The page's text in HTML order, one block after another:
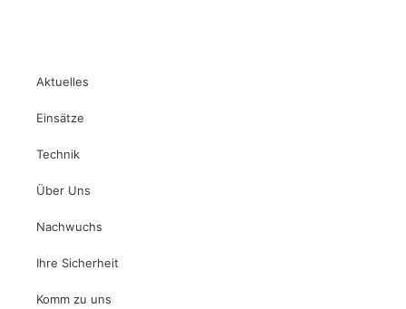
Aktuelles
Einsätze
Technik
Über Uns
Nachwuchs
Ihre Sicherheit
Komm zu uns